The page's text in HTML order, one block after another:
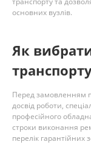
основних вузлів.
Як
Перед замовленням
досвід роботи,
професійного
строки виконання
перелік гарантійних